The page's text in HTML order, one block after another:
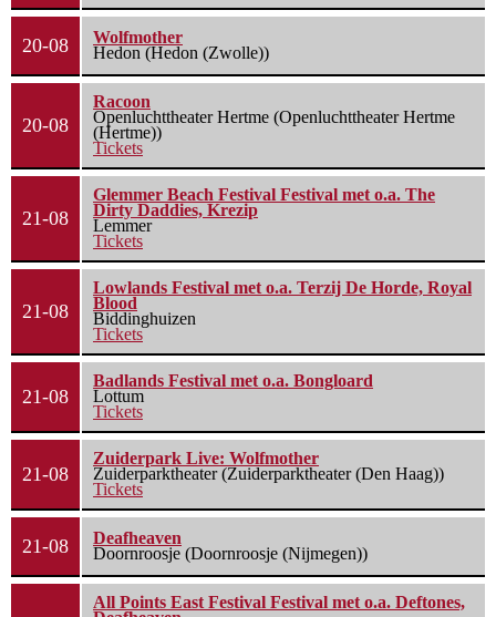
20-08
Wolfmother
Hedon (Hedon (Zwolle))
20-08
Racoon
Openluchttheater Hertme (Openluchttheater Hertme
(Hertme))
Tickets
21-08
Glemmer Beach Festival Festival met o.a. The
Dirty Daddies, Krezip
Lemmer
Tickets
21-08
Lowlands Festival met o.a. Terzij De Horde, Royal
Blood
Biddinghuizen
Tickets
21-08
Badlands Festival met o.a. Bongloard
Lottum
Tickets
21-08
Zuiderpark Live: Wolfmother
Zuiderparktheater (Zuiderparktheater (Den Haag))
Tickets
21-08
Deafheaven
Doornroosje (Doornroosje (Nijmegen))
All Points East Festival Festival met o.a. Deftones,